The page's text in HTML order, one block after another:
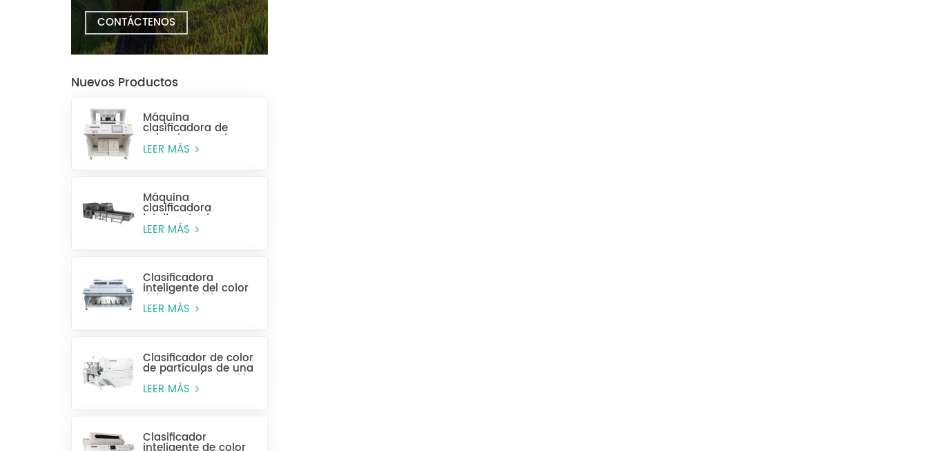
CONTÁCTENOS
Nuevos Productos
Máquina
clasificadora de
color de arroz de
alta eficiencia MR128
LEER MÁS
Máquina
clasificadora
inteligente de
plástico para
LEER MÁS
Clasificadora
inteligente del color
del grano del CCD
MG448
LEER MÁS
Clasificador de color
de partículas de una
sola capa (selección
húmeda)
LEER MÁS
Clasificador